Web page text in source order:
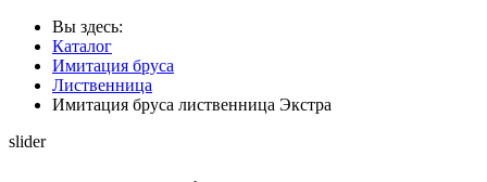
Вы здесь:
Каталог
Имитация бруса
Лиственница
Имитация бруса лиственница Экстра
slider